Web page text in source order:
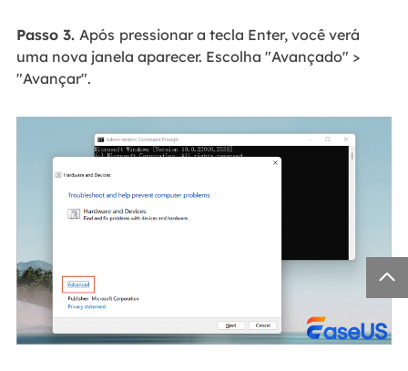
Passo 3. Após pressionar a tecla Enter, você verá
uma nova janela aparecer. Escolha "Avançado" >
"Avançar".
